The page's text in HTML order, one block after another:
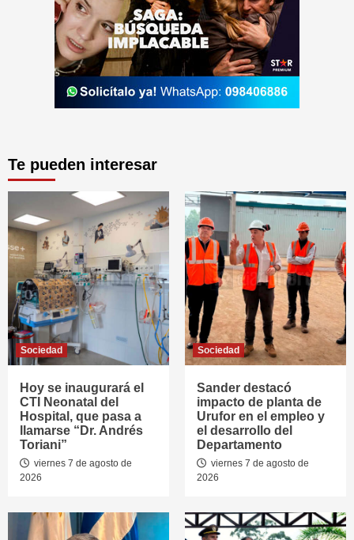
Te pueden interesar
Sociedad
Hoy se inaugurará el
CTI Neonatal del
Hospital, que pasa a
llamarse “Dr. Andrés
Toriani”
viernes 7 de agosto de
2026
Sociedad
Sander destacó
impacto de planta de
Urufor en el empleo y
el desarrollo del
Departamento
viernes 7 de agosto de
2026